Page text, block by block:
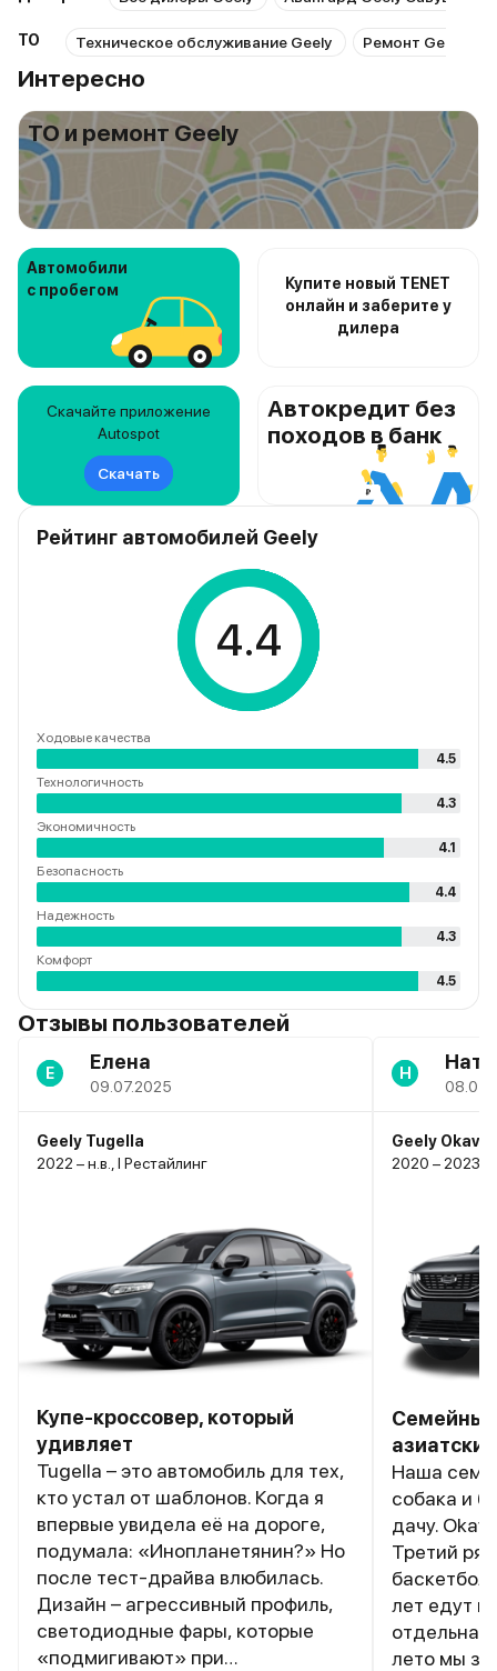
ТО Техническое обслуживание Geely Ремонт Geely
Интересно
ТО и ремонт Geely
Автомобили
с пробегом
Купите новый TENET
онлайн и заберите у
дилера
Скачайте приложение
Autospot
Скачать
Автокредит без
походов в банк
Рейтинг автомобилей Geely
4.4
Ходовые качества
4.5
Технологичность
4.3
Экономичность
4.1
Безопасность
4.4
Надежность
4.3
Комфорт
4.5
Отзывы пользователей
Е Елена
09.07.2025
Geely Tugella
2022 – н.в., I Рестайлинг
Купе-кроссовер, который
удивляет
Tugella – это автомобиль для тех,
кто устал от шаблонов. Когда я
впервые увидела её на дороге,
подумала: «Инопланетянин?» Но
после тест-драйва влюбилась.
Дизайн – агрессивный профиль,
светодиодные фары, которые
«подмигивают» при
Н
Geely
2020 – 2023, I
Семейный
Наша
собака и
дачу.
Третий
лет едут
отдельная
лето мы